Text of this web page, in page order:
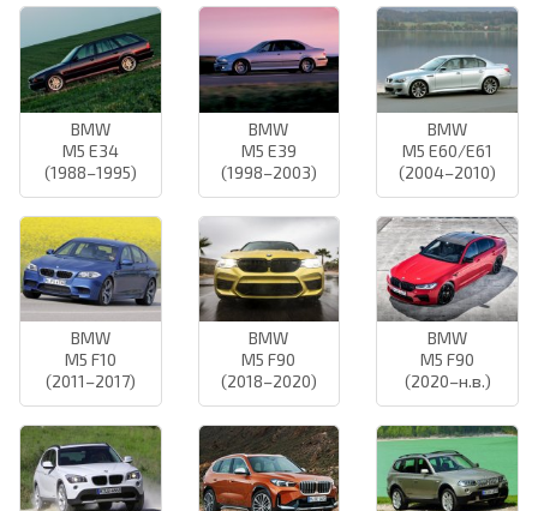
BMW
M5 E34
(1988–1995)
BMW
M5 E39
(1998–2003)
BMW
M5 E60/E61
(2004–2010)
BMW
M5 F10
(2011–2017)
BMW
M5 F90
(2018–2020)
BMW
M5 F90
(2020–н.в.)